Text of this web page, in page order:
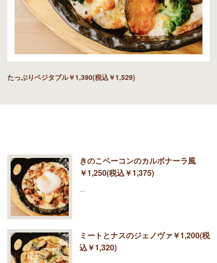
たっぷりベジタブル￥1,390(税込￥1,529)
きのこベーコンのカルボナーラ風
￥1,250(税込￥1,375)
…
ミートとナスのジェノヴァ￥1,200(税
込￥1,320)